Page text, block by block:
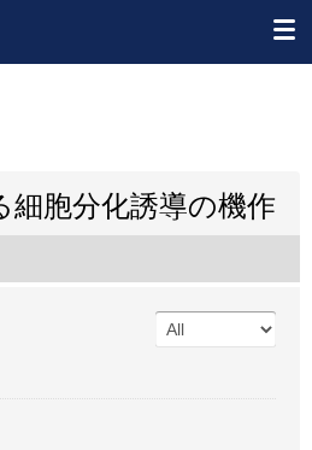
細胞分化誘導の機作